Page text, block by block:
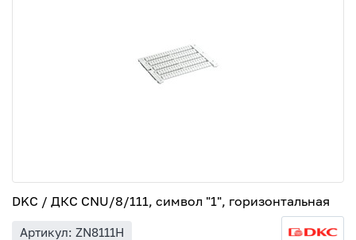
DKC / ДКС CNU/8/111, символ "1", горизонтальная
Артикул: ZN8111H